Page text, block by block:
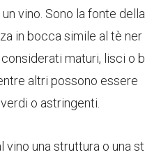
vino. Sono la fonte della
in bocca simile al tè ner
maturi, lisci o b
altri possono essere
o astringenti.
vino una struttura o una st